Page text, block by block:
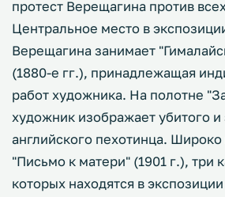
протест Верещагина против
Центральное место в
Верещагина занимает
(1880-е гг.), принадлежащая
работ художника. На полотне
художник изображает убитого и
английского пехотинца. Широко
"Письмо к матери" (1901 г.), три
которых находятся в